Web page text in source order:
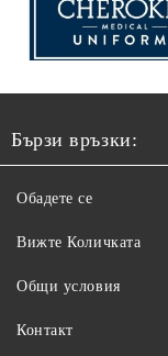
Бързи връзки:
Обадете се
Вижте Количката
Общи условия
Контакт